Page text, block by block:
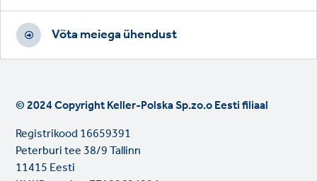
Võta meiega ühendust
© 2024 Copyright Keller-Polska Sp.zo.o Eesti filiaal
Registrikood 16659391
Peterburi tee 38/9 Tallinn
11415 Eesti